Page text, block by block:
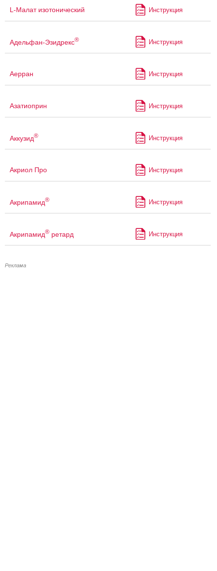
L-Малат изотонический Инструкция
Адельфан-Эзидрекс® Инструкция
Аерран Инструкция
Азатиоприн Инструкция
Аккузид® Инструкция
Акриол Про Инструкция
Акрипамид® Инструкция
Акрипамид® ретард Инструкция
Реклама